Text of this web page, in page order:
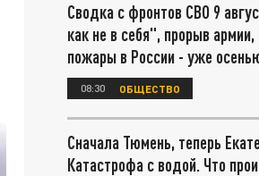
Сводка с фронтов СВО 9
как не в себя", прорыв
пожары в России - уже
08:30 ОБЩЕСТВО
Сначала Тюмень, теперь
Катастрофа с водой. Что